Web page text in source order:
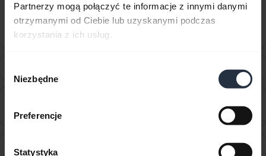
Partnerzy mogą połączyć te informacje z innymi danymi
otrzymanymi od Ciebie lub uzyskanymi podczas
korzystania z ich usług.
zgody
Niezbędne
Preferencje
Statystyka
Czy można użyć nowego urządzenia Jabra Bluetooth
z innymi urządzeniami, które mają starsze wersje
Bluetooth?
Gdzie można znaleźć akcesoria do urządzenia Jabra?
urządzeniem Jabra?
chevron_right
Jak daleko od smartofna mogę się oddalić, aby nadal
chevron_right